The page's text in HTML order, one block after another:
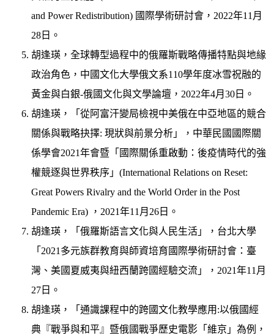
and Power Redistribution) 國際學術研討會，2022年11月
28日。
胡逢瑛，全球轉型過程中的俄羅斯戰略傳播特點與地緣
政治角色，中國文化大學俄文系110學年度冰雪祝融的
黃金與白銀-俄國文化與文學論壇，2022年4月30日。
胡逢瑛，「從阿富汗變局檢視中美俄在中亞地區的競合
關係與戰略抉擇: 現狀與前景分析」，中華民國國際關
係學會2021年會暨「國際關係重啟動：後疫情時代的強
權競逐與世界秩序」(International Relations on Reset:
Great Powers Rivalry and the World Order in the Post
Pandemic Era) ，2021年11月26日。
胡逢瑛，「俄羅斯語言文化與人民生活」，台北大學
「2021多元族群教育與師資培育國際學術研討會：臺
灣、美國夏威夷與紐西蘭跨國經驗交流」，2021年11月
27日。
胡逢瑛，「通識課程中的跨國文化教學應用:以俄國經
典『戰爭與和平』暨俄國戰爭歷史電影「維京」為例，